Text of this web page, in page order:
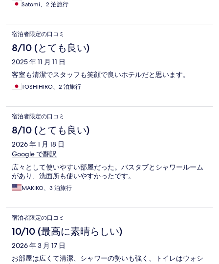
Satomi、2 泊旅行
宿泊者限定の口コミ
8/10 (とても良い)
2025 年 11 月 11 日
客室も清潔でスタッフも笑顔で良いホテルだと思います。
TOSHIHIRO、2 泊旅行
宿泊者限定の口コミ
8/10 (とても良い)
2026 年 1 月 18 日
Google で翻訳
広々として使いやすい部屋だった。バスタブとシャワールーム
があり、洗面所も使いやすかったです。
MAKIKO、3 泊旅行
宿泊者限定の口コミ
10/10 (最高に素晴らしい)
2026 年 3 月 17 日
お部屋は広くて清潔、シャワーの勢いも強く、トイレはウォシ